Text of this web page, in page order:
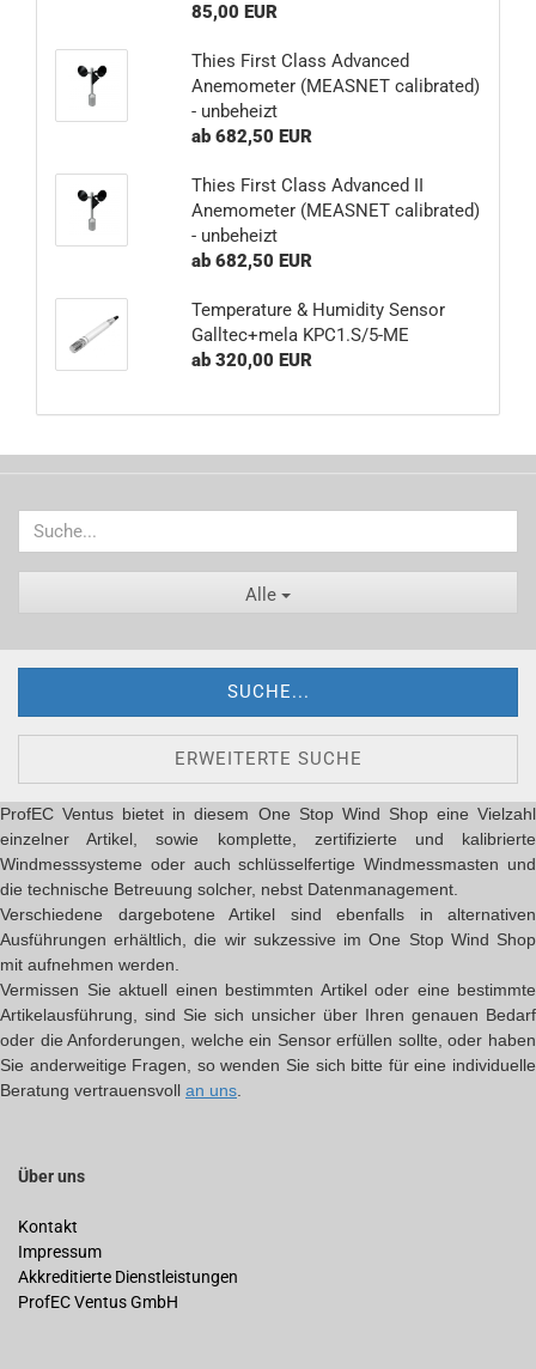
85,00 EUR
Thies First Class Advanced
Anemometer (MEASNET calibrated)
- unbeheizt
ab 682,50 EUR
Thies First Class Advanced II
Anemometer (MEASNET calibrated)
- unbeheizt
ab 682,50 EUR
Temperature & Humidity Sensor
Galltec+mela KPC1.S/5-ME
ab 320,00 EUR
Alle
SUCHE...
ERWEITERTE SUCHE
ProfEC Ventus bietet in diesem One Stop Wind Shop eine Vielzahl
einzelner Artikel, sowie komplette, zertifizierte und kalibrierte
Windmesssysteme oder auch schlüsselfertige Windmessmasten und
die technische Betreuung solcher, nebst Datenmanagement.
Verschiedene dargebotene Artikel sind ebenfalls in alternativen
Ausführungen erhältlich, die wir sukzessive im One Stop Wind Shop
mit aufnehmen werden.
Vermissen Sie aktuell einen bestimmten Artikel oder eine bestimmte
Artikelausführung, sind Sie sich unsicher über Ihren genauen Bedarf
oder die Anforderungen, welche ein Sensor erfüllen sollte, oder haben
Sie anderweitige Fragen, so wenden Sie sich bitte für eine individuelle
Beratung vertrauensvoll an uns
Über uns
Kontakt
Impressum
Akkreditierte Dienstleistungen
ProfEC Ventus GmbH